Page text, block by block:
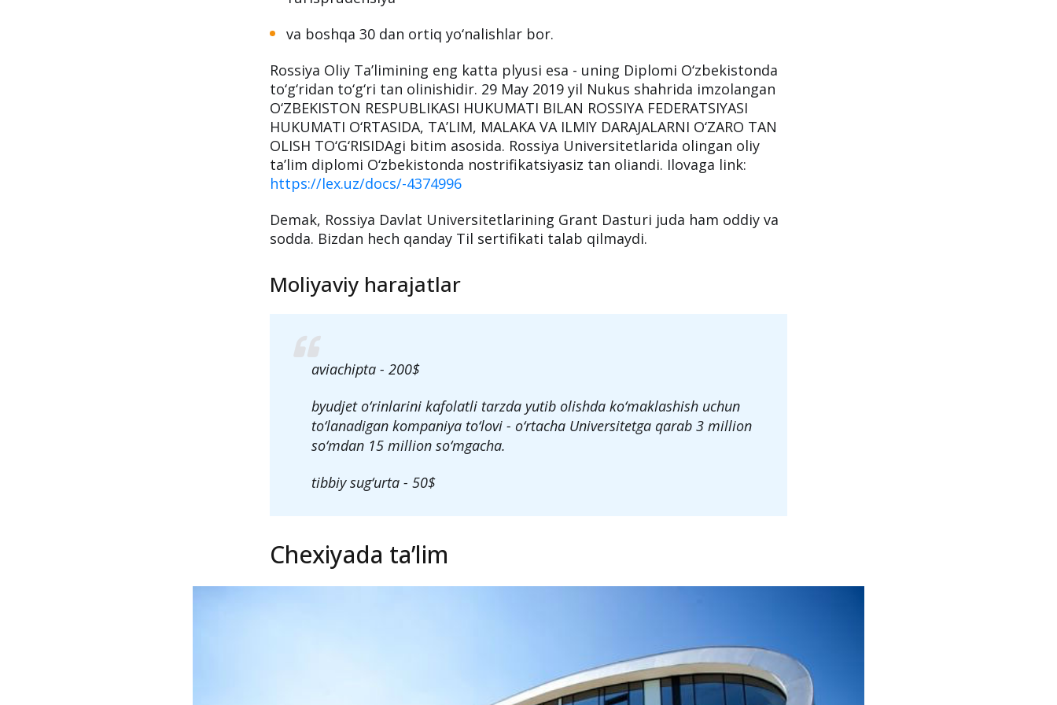
va boshqa 30 dan ortiq yo‘nalishlar bor.
Rossiya Oliy Ta’limining eng katta plyusi esa - uning Diplomi O‘zbekistonda
to‘g‘ridan to‘g‘ri tan olinishidir. 29 May 2019 yil Nukus shahrida imzolangan
O‘ZBEKISTON RESPUBLIKASI HUKUMATI BILAN ROSSIYA FEDERATSIYASI
HUKUMATI O‘RTASIDA, TA’LIM, MALAKA VA ILMIY DARAJALARNI O‘ZARO TAN
OLISH TO‘G‘RISIDAgi bitim asosida. Rossiya Universitetlarida olingan oliy
ta’lim diplomi O‘zbekistonda nostrifikatsiyasiz tan oliandi. Ilovaga link:
https://lex.uz/docs/-4374996
Demak, Rossiya Davlat Universitetlarining Grant Dasturi juda ham oddiy va
sodda. Bizdan hech qanday Til sertifikati talab qilmaydi.
Moliyaviy harajatlar
aviachipta - 200$
byudjet o‘rinlarini kafolatli tarzda yutib olishda ko‘maklashish uchun
to‘lanadigan kompaniya to‘lovi - o‘rtacha Universitetga qarab 3 million
so‘mdan 15 million so‘mgacha.
tibbiy sug‘urta - 50$
Chexiyada ta’lim